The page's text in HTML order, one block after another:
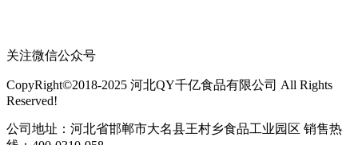
关注微信公众号
CopyRight©2018-2025 河北QY千亿食品有限公司 All Rights
Reserved!
公司地址：河北省邯郸市大名县王村乡食品工业园区 销售热